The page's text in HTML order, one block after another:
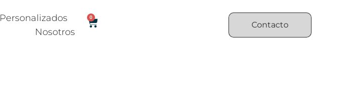
Personalizados
Nosotros
0
Contacto